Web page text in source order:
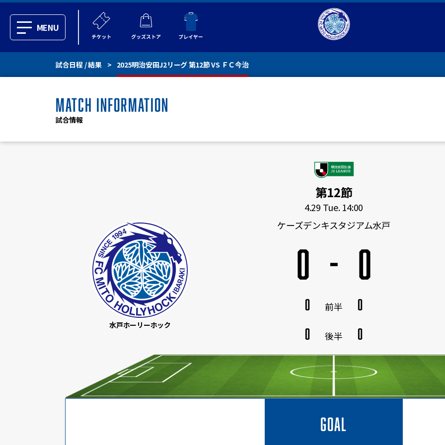
MENU
試合日程 / 結果 2025明治安田J2リーグ 第12節 VS ＦＣ今治
MATCH INFORMATION
試合情報
第12節
4.29 Tue. 14:00
ケーズデンキスタジアム水戸
0 - 0
0 前半
0
0
後半 0
水戸ホーリーホック
GOAL